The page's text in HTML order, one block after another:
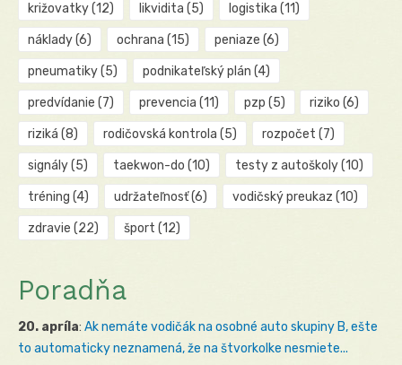
križovatky(12) likvidita (5) logistika (11)
náklady(6) ochrana (15) peniaze (6)
pneumatiky(5) podnikateľský plán (4)
predvídanie (7) prevencia (11) pzp (5) riziko (6)
riziká (8) rodičovská kontrola (5) rozpočet (7)
signály(5) taekwon-do (10) testy z autoškoly(10)
tréning (4) udržateľnosť(6) vodičský preukaz (10)
zdravie (22) šport (12)
Poradňa
20. apríla: Ak nemáte vodičák na osobné auto skupiny B, ešte
to automaticky neznamená, že na štvorkolke nesmiete...